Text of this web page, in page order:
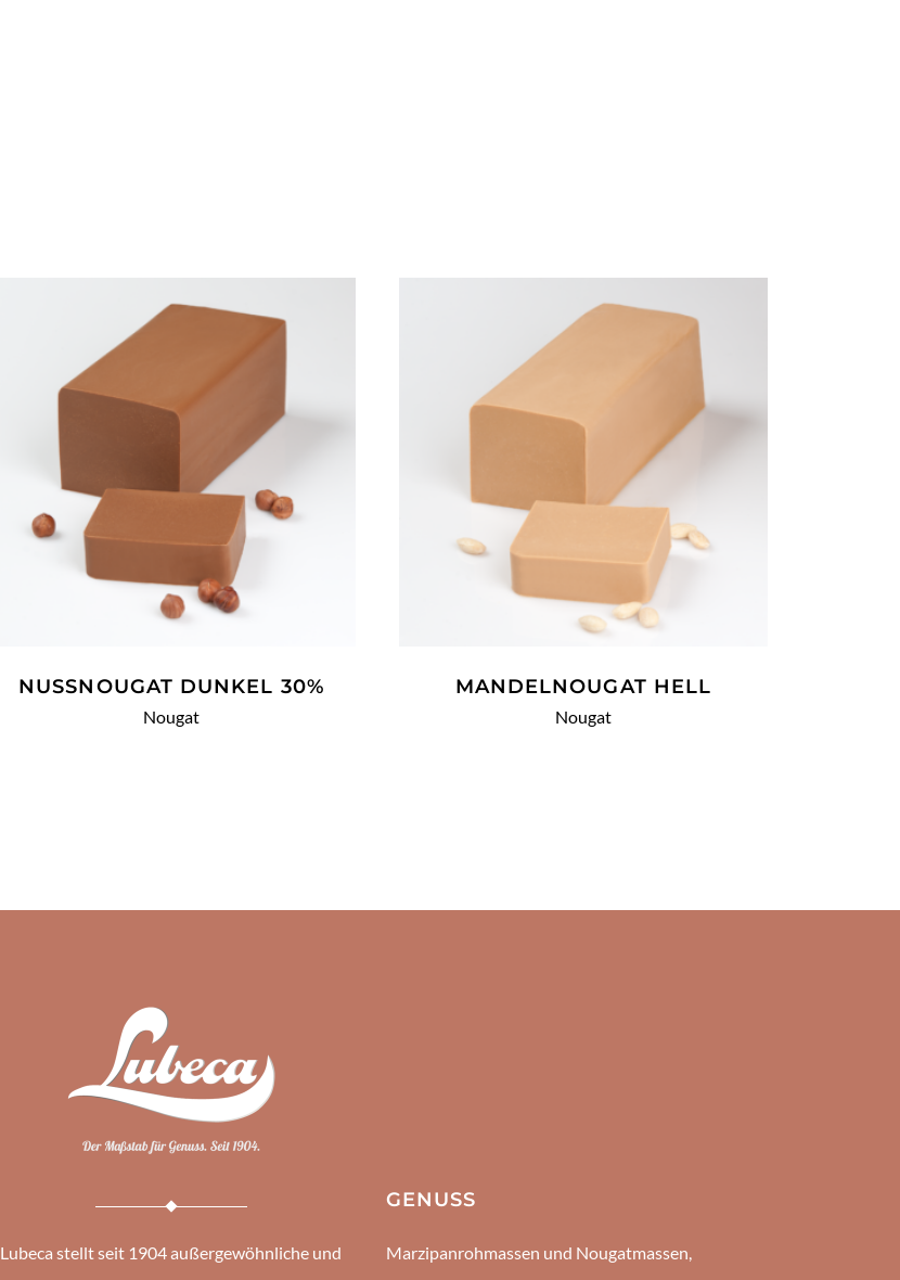
WEITERLESEN
NUSSNOUGAT DUNKEL 30%
Nougat
WEITERLESEN
MANDELNOUGAT HELL
Nougat
Lubeca stellt seit 1904 außergewöhnliche und
GENUSS
Marzipanrohmassen und Nougatmassen,